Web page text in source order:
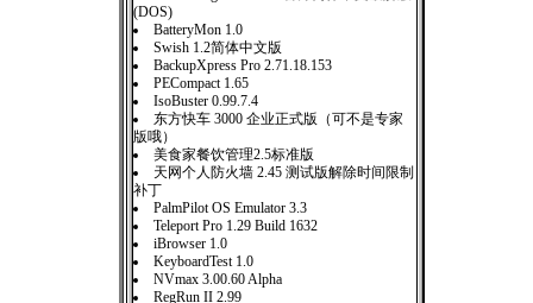
(DOS)
BatteryMon 1.0
Swish 1.2简体中文版
BackupXpress Pro 2.71.18.153
PECompact 1.65
IsoBuster 0.99.7.4
东方快车 3000 企业正式版（可不是专家
版哦）
美食家餐饮管理2.5标准版
天网个人防火墙 2.45 测试版解除时间限制
补丁
PalmPilot OS Emulator 3.3
Teleport Pro 1.29 Build 1632
iBrowser 1.0
KeyboardTest 1.0
NVmax 3.00.60 Alpha
RegRun II 2.99